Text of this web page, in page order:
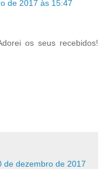
de 2017 às 15:47
os seus recebidos!
de dezembro de 2017